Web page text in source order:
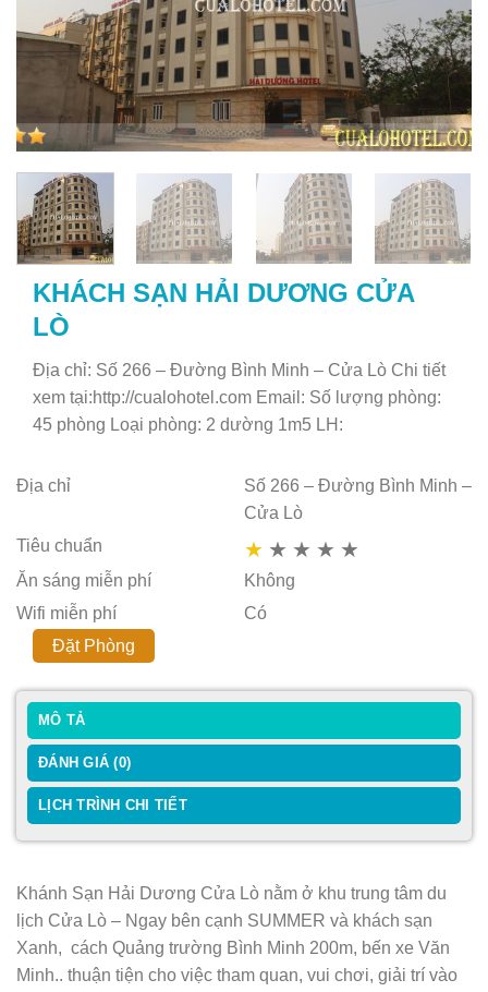
KHÁCH SẠN HẢI DƯƠNG CỬA
LÒ
Địa chỉ: Số 266 – Đường Bình Minh – Cửa Lò Chi tiết
xem tại:http://cualohotel.com Email: Số lượng phòng:
45 phòng Loại phòng: 2 dường 1m5 LH:
Địa chỉ
Số 266 – Đường Bình Minh –
Cửa Lò
Tiêu chuẩn
★ ★ ★ ★ ★
Ăn sáng miễn phí
Không
Wifi miễn phí
Có
Đặt Phòng
MÔ TẢ
ĐÁNH GIÁ (0)
LỊCH TRÌNH CHI TIẾT
Khánh Sạn Hải Dương Cửa Lò nằm ở khu trung tâm du
lịch Cửa Lò – Ngay bên cạnh SUMMER và khách sạn
Xanh, cách Quảng trường Bình Minh 200m, bến xe Văn
Minh.. thuận tiện cho việc tham quan, vui chơi, giải trí vào